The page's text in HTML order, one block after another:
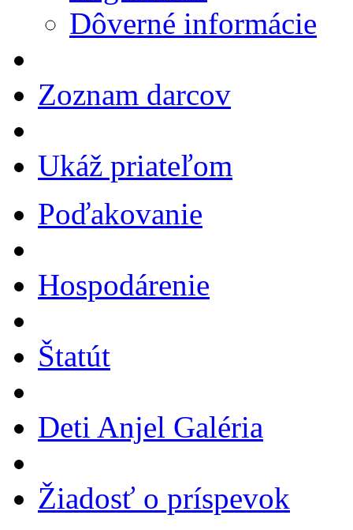
Dôverné informácie
Zoznam darcov
Ukáž priateľom
Poďakovanie
Hospodárenie
Štatút
Deti Anjel Galéria
Žiadosť o príspevok